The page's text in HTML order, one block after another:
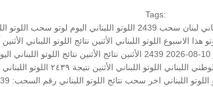
Tags:
لبنان سحب 2439 اللوتو اللبناني اليوم لوتو سحب اللوتو
هذا الاسبوع اللوتو اللبناني الأثنين نتائج اللوتو اللبناني الأثنين
2439 الأثنين نتائج الأثنين نتائج اللوتو اللبناني
اللبناني اللوتو اللبناني الأثنين نتيجة ٢٤٣٩ اللوتو
اللوتو اللبناني اخر سحب نتائج اللوتو اللبناني رقم السحب: 2439